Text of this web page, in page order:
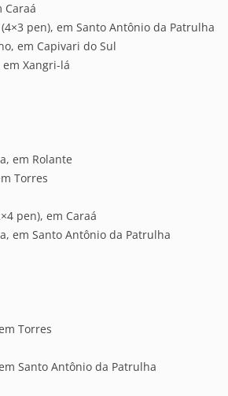
Caraá
pen), em Santo Antônio da Patrulha
em Capivari do Sul
Xangri-lá
em Rolante
Torres
pen), em Caraá
em Santo Antônio da Patrulha
Torres
Santo Antônio da Patrulha